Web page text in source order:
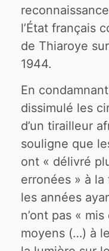
l’État français
de Thiaroye
1944.
En
dissimulé les
d’un tirailleur
souligne que
ont « délivré
erronées » à
les années
n’ont pas «
moyens (…) à